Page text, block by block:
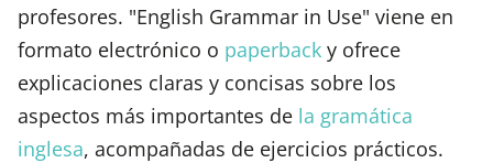
profesores. "English Grammar in Use" viene en
formato electrónico o paperback y ofrece
explicaciones claras y concisas sobre los
aspectos más importantes de la gramática
inglesa, acompañadas de ejercicios prácticos.